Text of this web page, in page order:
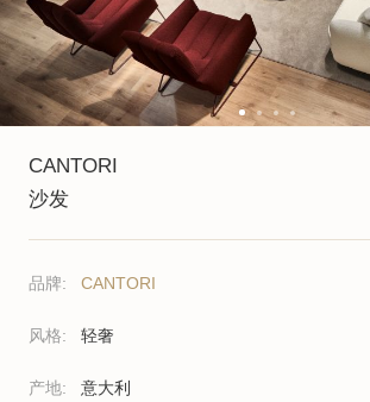
CANTORI
沙发
品牌: CANTORI
风格: 轻奢
产地: 意大利